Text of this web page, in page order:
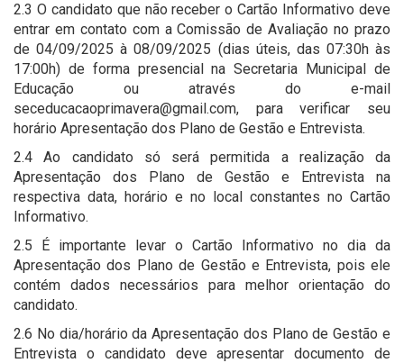
2.3 O candidato que não receber o Cartão Informativo deve
entrar em contato com a Comissão de Avaliação no prazo
de 04/09/2025 à 08/09/2025 (dias úteis, das 07:30h às
17:00h) de forma presencial na Secretaria Municipal de
Educação ou através do e-mail
seceducacaoprimavera@gmail.com, para verificar seu
horário Apresentação dos Plano de Gestão e Entrevista.
2.4 Ao candidato só será permitida a realização da
Apresentação dos Plano de Gestão e Entrevista na
respectiva data, horário e no local constantes no Cartão
Informativo.
2.5 É importante levar o Cartão Informativo no dia da
Apresentação dos Plano de Gestão e Entrevista, pois ele
contém dados necessários para melhor orientação do
candidato.
2.6 No dia/horário da Apresentação dos Plano de Gestão e
Entrevista o candidato deve apresentar documento de